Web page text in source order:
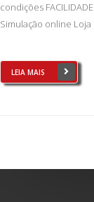
condições
Simulação online
LEIA MAIS